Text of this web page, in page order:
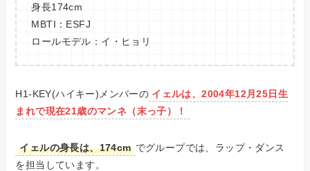
身長174cm
MBTI：ESFJ
ロールモデル：イ・ヒョリ
H1-KEY(ハイキー)メンバーの イェルは、2004年12月25日生
まれで現在21歳のマンネ（末っ子）！
イェルの身長は、174cm でグループでは、ラップ・ダンス
を担当しています。